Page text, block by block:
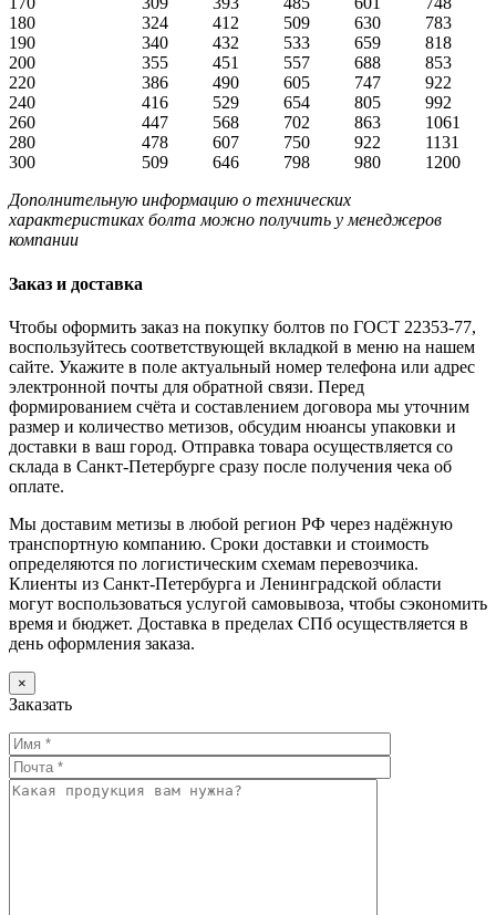
180
324 412 509 630
783
190
340 432 533 659
818
200
355 451 557 688
853
220
386 490 605 747
922
240
416 529 654 805
992
260
447 568 702 863
1061
280
478 607 750 922
1131
300
509 646 798 980
1200
Дополнительную информацию о технических
характеристиках болта можно получить у менеджеров
компании
Заказ и доставка
Чтобы оформить заказ на покупку болтов по ГОСТ 22353-77,
воспользуйтесь соответствующей вкладкой в меню на нашем
сайте. Укажите в поле актуальный номер телефона или адрес
электронной почты для обратной связи. Перед
формированием счёта и составлением договора мы уточним
размер и количество метизов, обсудим нюансы упаковки и
доставки в ваш город. Отправка товара осуществляется со
склада в Санкт-Петербурге сразу после получения чека об
оплате.
Мы доставим метизы в любой регион РФ через надёжную
транспортную компанию. Сроки доставки и стоимость
определяются по логистическим схемам перевозчика.
Клиенты из Санкт-Петербурга и Ленинградской области
могут воспользоваться услугой самовывоза, чтобы сэкономить
время и бюджет. Доставка в пределах СПб осуществляется в
день оформления заказа.
×
Заказать